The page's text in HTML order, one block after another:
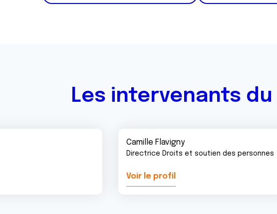
Les intervenants
Camille Flavigny
Directrice Droits et soutien des personnes
Voir le profil